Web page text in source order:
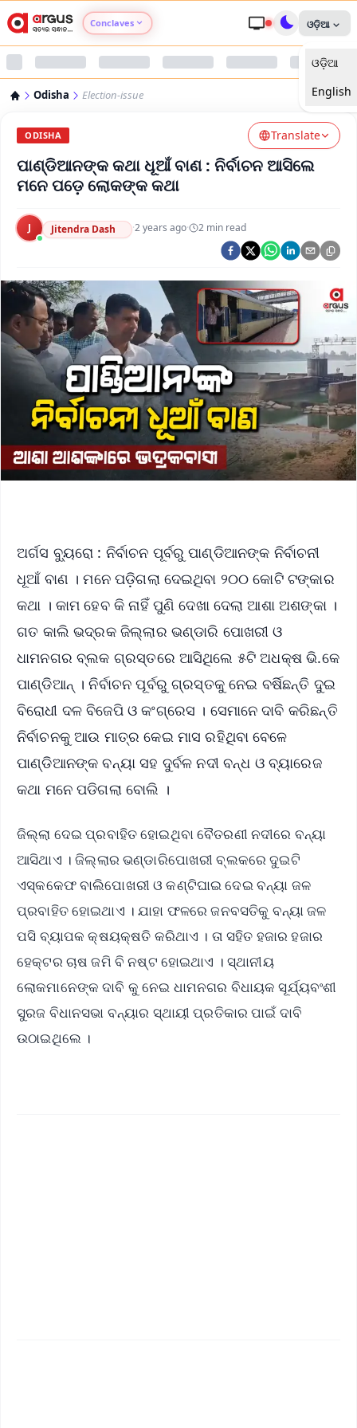
Conclaves
Argus Health Connect
Argus Swaad Odisha
ଓଡ଼ିଆ
ଓଡ଼ିଆ
English
Odisha Election-issue
ODISHA Translate
ପାଣ୍ଡିଆନଙ୍କ କଥା ଧୂଆଁ ବାଣ : ନିର୍ବାଚନ ଆସିଲେ
ମନେ ପଡ଼େ ଲୋକଙ୍କ କଥା
J Jitendra Dash ·2 years ago· 2 min read
ଅର୍ଗସ ବ୍ୟୁରୋ : ନିର୍ବାଚନ ପୂର୍ବରୁ ପାଣ୍ଡିଆନଙ୍କ ନିର୍ବାଚନୀ
ଧୂଆଁ ବାଣ । ମନେ ପଡ଼ିଗଲା ଦେଇଥିବା ୨୦୦ କୋଟି ଟଙ୍କାର
କଥା । କାମ ହେବ କି ନାହିଁ ପୁଣି ଦେଖା ଦେଲା ଆଶା ଅଶଙ୍କା ।
ଗତ କାଲି ଭଦ୍ରକ ଜିଲ୍ଲାର ଭଣ୍ଡାରି ପୋଖରୀ ଓ
ଧାମନଗର ବ୍ଲକ ଗ୍ରସ୍ତରେ ଆସିଥିଲେ ୫ଟି ଅଧକ୍ଷ ଭି.କେ
ପାଣ୍ଡିଆନ୍ । ନିର୍ବାଚନ ପୂର୍ବରୁ ଗ୍ରସ୍ତକୁ ନେଇ ବର୍ଷିଛନ୍ତି ଦୁଇ
ବିରୋଧୀ ଦଳ ବିଜେପି ଓ କଂଗ୍ରେସ । ସେମାନେ ଦାବି କରିଛନ୍ତି
ନିର୍ବାଚନକୁ ଆଉ ମାତ୍ର କେଇ ମାସ ରହିଥିବା ବେଳେ
ପାଣ୍ଡିଆନଙ୍କ ବନ୍ୟା ସହ ଦୁର୍ବଳ ନଦୀ ବନ୍ଧ ଓ ବ୍ୟାରେଜ
କଥା ମନେ ପଡିଗଲା ବୋଲି ।
ଜିଲ୍ଲା ଦେଇ ପ୍ରବାହିତ ହୋଇଥିବା ବୈତରଣୀ ନଦୀରେ ବନ୍ୟା
ଆସିଥାଏ । ଜିଲ୍ଲାର ଭଣ୍ଡାରିପୋଖରୀ ବ୍ଲକରେ ଦୁଇଟି
ଏସ୍କକେଫ ବାଲିପୋଖରୀ ଓ କଣ୍ଟିଘାଇ ଦେଇ ବନ୍ୟା ଜଳ
ପ୍ରବାହିତ ହୋଇଥାଏ । ଯାହା ଫଳରେ ଜନବସତିକୁ ବନ୍ୟା ଜଳ
ପସି ବ୍ୟାପକ କ୍ଷୟକ୍ଷତି କରିଥାଏ । ତା ସହିତ ହଜାର ହଜାର
ହେକ୍ଟର ଚାଷ ଜମି ବି ନଷ୍ଟ ହୋଇଥାଏ । ସ୍ଥାନୀୟ
ଲୋକମାନେଙ୍କ ଦାବି କୁ ନେଇ ଧାମନଗର ବିଧାୟକ ସୂର୍ଯ୍ୟବଂଶୀ
ସୁରଜ ବିଧାନସଭା ବନ୍ୟାର ସ୍ଥାୟୀ ପ୍ରତିକାର ପାଇଁ ଦାବି
ଉଠାଇଥିଲେ ।